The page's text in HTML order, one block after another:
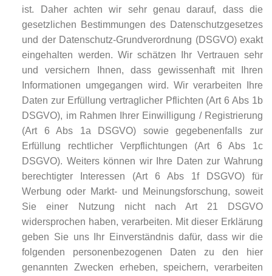
ist. Daher achten wir sehr genau darauf, dass die
gesetzlichen Bestimmungen des Datenschutzgesetzes
und der Datenschutz-Grundverordnung (DSGVO) exakt
eingehalten werden. Wir schätzen Ihr Vertrauen sehr
und versichern Ihnen, dass gewissenhaft mit Ihren
Informationen umgegangen wird. Wir verarbeiten Ihre
Daten zur Erfüllung vertraglicher Pflichten (Art 6 Abs 1b
DSGVO), im Rahmen Ihrer Einwilligung / Registrierung
(Art 6 Abs 1a DSGVO) sowie gegebenenfalls zur
Erfüllung rechtlicher Verpflichtungen (Art 6 Abs 1c
DSGVO). Weiters können wir Ihre Daten zur Wahrung
berechtigter Interessen (Art 6 Abs 1f DSGVO) für
Werbung oder Markt- und Meinungsforschung, soweit
Sie einer Nutzung nicht nach Art 21 DSGVO
widersprochen haben, verarbeiten. Mit dieser Erklärung
geben Sie uns Ihr Einverständnis dafür, dass wir die
folgenden personenbezogenen Daten zu den hier
genannten Zwecken erheben, speichern, verarbeiten